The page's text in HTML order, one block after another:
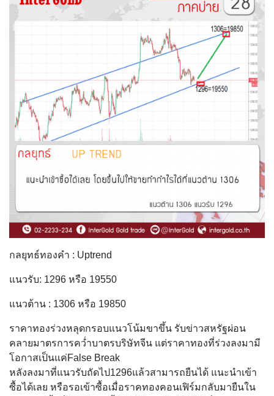
กลยุทธ์ทองคำ : Uptrend
แนวรับ: 1296 หรือ 19550
แนวต้าน : 1306 หรือ 19850
ราคาทองร่วงหลุดกรอบแนวโน้มขาขึ้น รับข่าวสหรัฐผ่อน
คลายมาตรการคว่ำบาตรบริษัทจีน แต่ราคาทองที่ร่วงลงมามี
โอกาสเป็นแค่False Break
หลังลงมาที่แนวรับถัดไป1296แล้วสามารถยืนได้ แนะนำเข้า
ซื้อได้เลย หรือรอเข้าซื้อเมื่อราคทองคอนเฟิร์มกลับมายืนใน